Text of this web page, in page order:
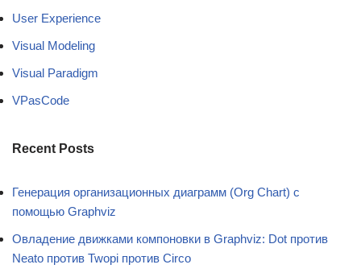
User Experience
Visual Modeling
Visual Paradigm
VPasCode
Recent Posts
Генерация организационных диаграмм (Org Chart) с
помощью Graphviz
Овладение движками компоновки в Graphviz: Dot против
Neato против Twopi против Circo